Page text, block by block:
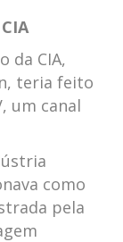
da CIA,
teria feito
um canal
como
pela